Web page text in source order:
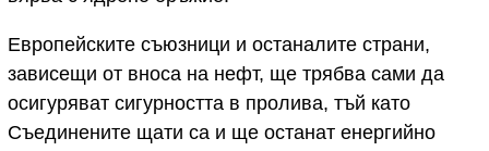
Европейските съюзници и останалите страни,
зависещи от вноса на нефт, ще трябва сами да
осигуряват сигурността в пролива, тъй като
Съединените щати са и ще останат енергийно